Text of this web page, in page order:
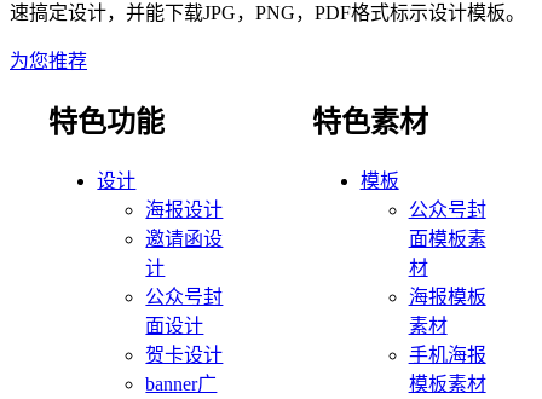
速搞定设计，并能下载JPG，PNG，PDF格式标示设计模板。
为您推荐
特色功能
设计
海报设计
邀请函设
计
公众号封
面设计
贺卡设计
banner广
特色素材
模板
公众号封
面模板素
材
海报模板
素材
手机海报
模板素材